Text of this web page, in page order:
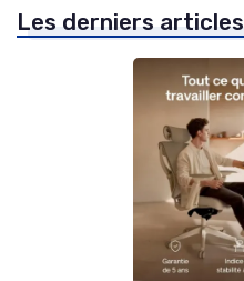
Les derniers articles